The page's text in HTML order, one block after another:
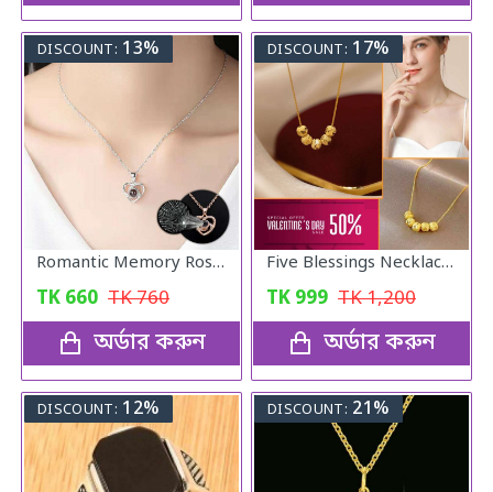
DISCOUNT: 13%
Romantic Memory Rose Heart Projection 100 Language I Love You Necklace for Lover Couples- Rose Gold
TK 660 TK760
অর্ডার করুন
DISCOUNT: 17%
Five Blessings Necklace Woman Love Transfer Gold - Plated Moisture Light Luxury Jewellery Necklace
TK 999 TK1,200
অর্ডার করুন
DISCOUNT: 12% DISCOUNT: 21%